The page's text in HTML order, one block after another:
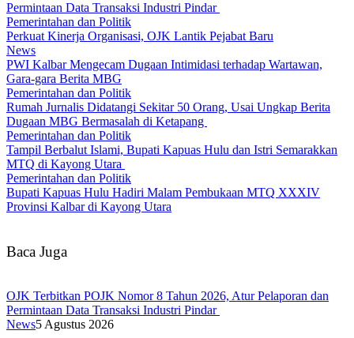
Permintaan Data Transaksi Industri Pindar
Pemerintahan dan Politik
Perkuat Kinerja Organisasi, OJK Lantik Pejabat Baru
News
PWI Kalbar Mengecam Dugaan Intimidasi terhadap Wartawan,
Gara-gara Berita MBG
Pemerintahan dan Politik
Rumah Jurnalis Didatangi Sekitar 50 Orang, Usai Ungkap Berita
Dugaan MBG Bermasalah di Ketapang
Pemerintahan dan Politik
Tampil Berbalut Islami, Bupati Kapuas Hulu dan Istri Semarakkan
MTQ di Kayong Utara
Pemerintahan dan Politik
Bupati Kapuas Hulu Hadiri Malam Pembukaan MTQ XXXIV
Provinsi Kalbar di Kayong Utara
Baca Juga
OJK Terbitkan POJK Nomor 8 Tahun 2026, Atur Pelaporan dan
Permintaan Data Transaksi Industri Pindar
News5 Agustus 2026